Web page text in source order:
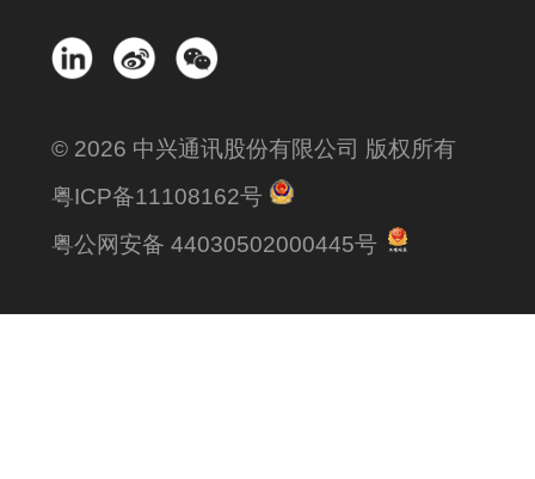
© 2026 中兴通讯股份有限公司 版权所有
粤ICP备11108162号
粤公网安备 44030502000445号